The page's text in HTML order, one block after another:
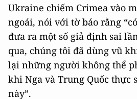
Ukraine chiếm Crimea vào
ngoái, nói với tờ báo rằng
đưa ra một số giả định sai
qua, chúng tôi đã dùng vũ
lại những người không thể
khi Nga và Trung Quốc thực
này”.